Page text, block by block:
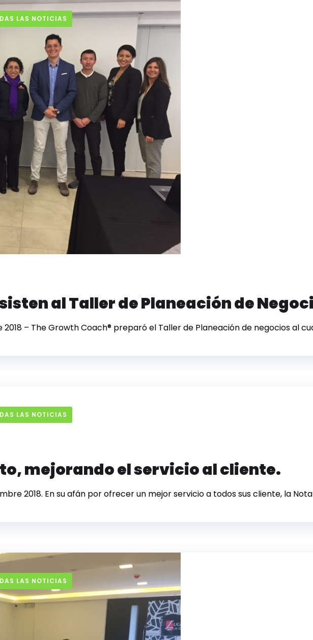
LAS NOTICIAS
al Taller de Planeación de
– The Growth Coach® preparó el Taller de Planeación de negocios al
LAS NOTICIAS
mejorando el servicio al cliente.
2018. En su afán por ofrecer un mejor servicio a todos sus cliente, la
LAS NOTICIAS